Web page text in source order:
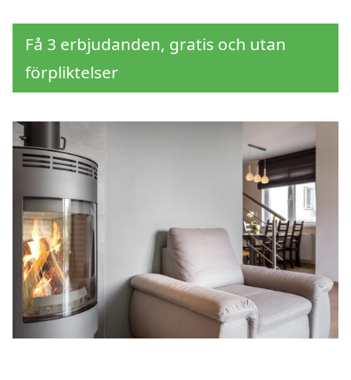
Få 3 erbjudanden, gratis och utan
förpliktelser